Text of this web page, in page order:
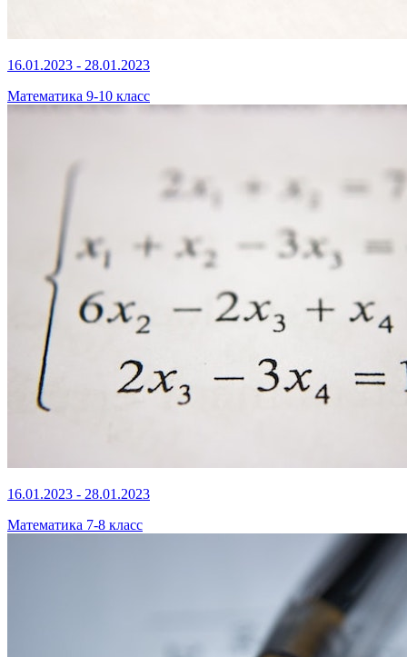
16.01.2023 - 28.01.2023
Математика 9-10 класс
16.01.2023 - 28.01.2023
Математика 7-8 класс